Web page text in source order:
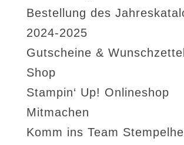
Bestellung des
2024-2025
Gutscheine & Wunschzettel
Shop
Stampin‘ Up! Onlineshop
Mitmachen
Komm ins Team